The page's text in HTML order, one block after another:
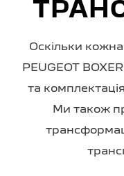
Оскільки
PEUGEOT
та
Ми також